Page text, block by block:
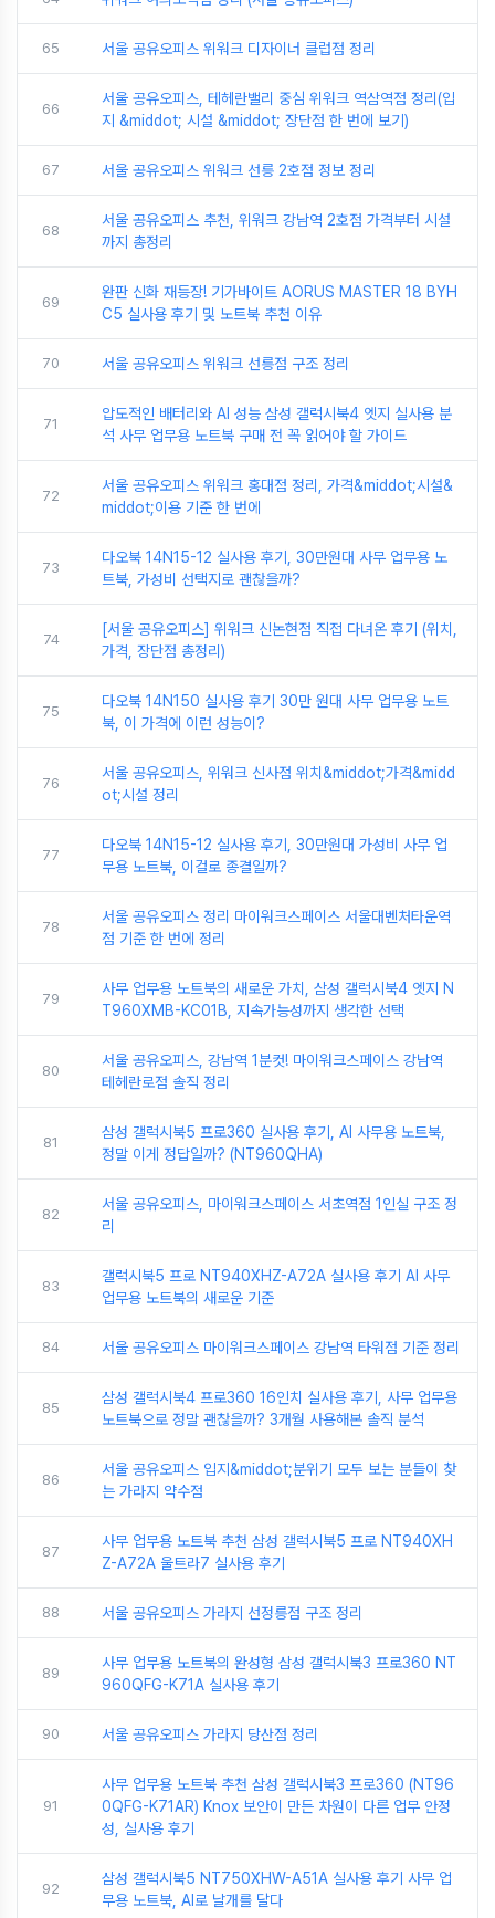
65 서울 공유오피스 위워크 디자이너 클럽점 정리
66
서울 공유오피스, 테헤란밸리 중심 위워크 역삼역점 정리(입
지 &middot; 시설 &middot; 장단점 한 번에 보기)
67 서울 공유오피스 위워크 선릉 2호점 정보 정리
68
서울 공유오피스 추천, 위워크 강남역 2호점 가격부터 시설
까지 총정리
69
완판 신화 재등장! 기가바이트 AORUS MASTER 18 BYH
C5 실사용 후기 및 노트북 추천 이유
70 서울 공유오피스 위워크 선릉점 구조 정리
71
압도적인 배터리와 AI 성능 삼성 갤럭시북4 엣지 실사용 분
석 사무 업무용 노트북 구매 전 꼭 읽어야 할 가이드
72
서울 공유오피스 위워크 홍대점 정리, 가격&middot;시설&
middot;이용 기준 한 번에
73
다오북 14N15-12 실사용 후기, 30만원대 사무 업무용 노
트북, 가성비 선택지로 괜찮을까?
74
[서울 공유오피스] 위워크 신논현점 직접 다녀온 후기 (위치,
가격, 장단점 총정리)
75
다오북 14N150 실사용 후기 30만 원대 사무 업무용 노트
북, 이 가격에 이런 성능이?
76
서울 공유오피스, 위워크 신사점 위치&middot;가격&midd
ot;시설 정리
77
다오북 14N15-12 실사용 후기, 30만원대 가성비 사무 업
무용 노트북, 이걸로 종결일까?
78
서울 공유오피스 정리 마이워크스페이스 서울대벤처타운역
점 기준 한 번에 정리
79
사무 업무용 노트북의 새로운 가치, 삼성 갤럭시북4 엣지 N
T960XMB-KC01B, 지속가능성까지 생각한 선택
80
서울 공유오피스, 강남역 1분컷! 마이워크스페이스 강남역
테헤란로점 솔직 정리
81
삼성 갤럭시북5 프로360 실사용 후기, AI 사무용 노트북,
정말 이게 정답일까? (NT960QHA)
82
서울 공유오피스, 마이워크스페이스 서초역점 1인실 구조 정
리
83
갤럭시북5 프로 NT940XHZ-A72A 실사용 후기 AI 사무
업무용 노트북의 새로운 기준
84 서울 공유오피스 마이워크스페이스 강남역 타워점 기준 정리
85
삼성 갤럭시북4 프로360 16인치 실사용 후기, 사무 업무용
노트북으로 정말 괜찮을까? 3개월 사용해본 솔직 분석
86
서울 공유오피스 입지&middot;분위기 모두 보는 분들이 찾
는 가라지 약수점
87
사무 업무용 노트북 추천 삼성 갤럭시북5 프로 NT940XH
Z-A72A 울트라7 실사용 후기
88 서울 공유오피스 가라지 선정릉점 구조 정리
89
사무 업무용 노트북의 완성형 삼성 갤럭시북3 프로360 NT
960QFG-K71A 실사용 후기
90 서울 공유오피스 가라지 당산점 정리
91
사무 업무용 노트북 추천 삼성 갤럭시북3 프로360 (NT96
0QFG-K71AR) Knox 보안이 만든 차원이 다른 업무 안정
성, 실사용 후기
92
삼성 갤럭시북5 NT750XHW-A51A 실사용 후기 사무 업
무용 노트북, AI로 날개를 달다